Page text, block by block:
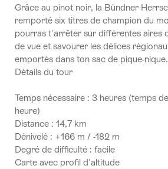
Grâce au pinot noir, la Bündner
remporté six titres de champion du
pourras t'arrêter sur différentes aires
de vue et savourer les délices
emportés dans ton sac de pique-nique.
Détails du tour
Temps nécessaire : 3 heures (temps
heure)
Distance : 14,7 km
Dénivelé : +166 m / -182 m
Degré de difficulté : facile
Carte avec profil d'altitude